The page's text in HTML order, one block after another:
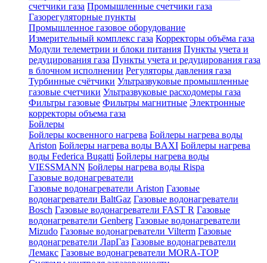
счетчики газа Промышленные счетчики газа
Газорегуляторные пункты
Промышленное газовое оборудование
Измерительный комплекс газа Корректоры объёма газа
Модули телеметрии и блоки питания Пункты учета и
редуцирования газа Пункты учета и редуцирования газа
в блочном исполнении Регуляторы давления газа
Турбинные счётчики Ультразвуковые промышленные
газовые счетчики Ультразвуковые расходомеры газа
Фильтры газовые Фильтры магнитные Электронные
корректоры объема газа
Бойлеры
Бойлеры косвенного нагрева Бойлеры нагрева воды
Ariston Бойлеры нагрева воды BAXI Бойлеры нагрева
воды Federica Bugatti Бойлеры нагрева воды
VIESSMANN Бойлеры нагрева воды Rispa
Газовые водонагреватели
Газовые водонагреватели Ariston Газовые
водонагреватели BaltGaz Газовые водонагреватели
Bosch Газовые водонагреватели FAST R Газовые
водонагреватели Genberg Газовые водонагреватели
Mizudo Газовые водонагреватели Vilterm Газовые
водонагреватели ЛарГаз Газовые водонагреватели
Лемакс Газовые водонагреватели MORA-TOP